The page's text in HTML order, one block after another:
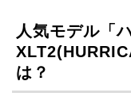
人気モデル「
は？